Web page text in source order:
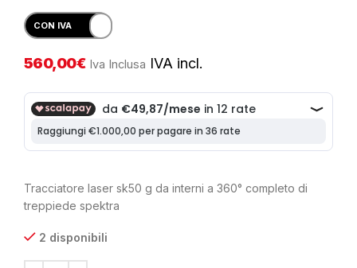
560,00€ Iva Inclusa IVA incl.
Tracciatore laser sk50 g da interni a 360° completo di
treppiede spektra
2 disponibili